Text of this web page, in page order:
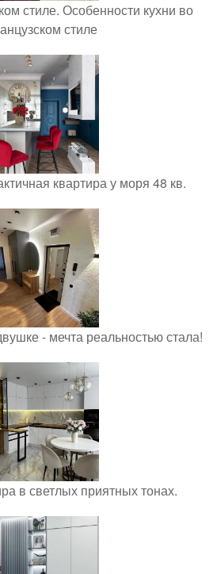
стиле. Особенности кухни во
стиле
квартира у моря 48 кв.
- мечта реальностью стала!
в светлых приятных тонах.